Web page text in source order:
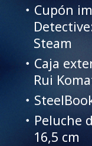
・Cupón
Steam
・Caja
Rui
・
・Peluche
16,5 cm